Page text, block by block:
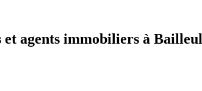
et agents immobiliers à Bailleul